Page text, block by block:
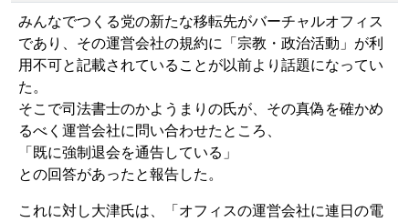
みんなでつくる党の新たな移転先がバーチャルオフィス
であり、その運営会社の規約に「宗教・政治活動」が利
用不可と記載されていることが以前より話題になってい
た。
そこで司法書士のかようまりの氏が、その真偽を確かめ
るべく運営会社に問い合わせたところ、
「既に強制退会を通告している」
との回答があったと報告した。
これに対し大津氏は、「オフィスの運営会社に連日の電